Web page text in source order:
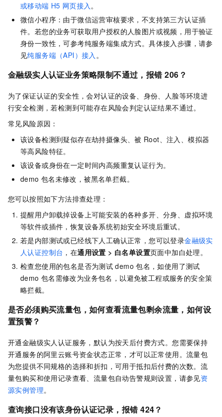
或移动端 H5 网页接入。
微信小程序：由于微信运营审核要求，不支持第三方认证插
件。若您的业务可获取用户授权的人脸图片或视频，用于验证
身份一致性，可参考纯服务端集成方式。具体接入步骤，请参
见纯服务端（API）接入 。
金融级实人认证业务策略限制不通过，报错 206？
为了保证认证的安全性，会对认证的设备、身份、人脸等环境进
行安全检测，若检测到可能存在风险会判定认证结果不通过。
常见风险原因：
该设备检测到疑似存在劫持摄像头、被 Root、注入、模拟器
等高风险特征。
该设备或身份在一定时间内高频重复认证行为。
demo 包名未修改，被黑名单拦截。
您可以按照如下方法排查处理：
提醒用户卸载掉设备上可能安装的各种多开、分身、虚拟环境
等软件或插件，恢复设备系统初始安全环境后重试。
若是内部测试或已经线下人工确认正常，您可以登录金融级实
人认证控制台 ，在通用设置 > 白名单设置页面中加白处理。
检查您使用的包名是否为测试 demo 包名，如使用了测试
demo 包名需修改为业务包名，以避免被工程或服务的安全策
略拦截。
是否必须购买流量包，如何查看流量包剩余流量，如何设
置预警？
开通金融级实人认证服务，默认为按天后付费方式。您需要保持
开通服务的阿里云账号资金状态正常，才可以正常使用。流量包
为您提供不同规格的选择和折扣，可用于抵扣后付费的次数。流
量包购买和使用记录查看、流量包自动告警规则设置，请参见资
源实例管理。
查询接口没有该身份认证记录，报错 424？